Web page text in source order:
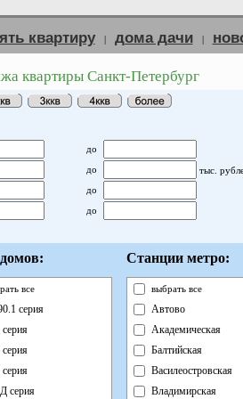
квартиру | дома дачи |
квартиры Санкт-Петербург
до
до тыс.
до
до
все
серия
серия
серия
серия
Станции метро:
выбрать все
Автово
Академическая
Балтийская
Василеостровская
Владимирская